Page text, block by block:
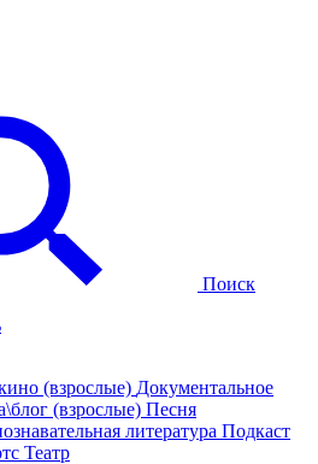
Поиск
(взрослые) Документальное
(взрослые) Песня
литература Подкаст
Театр